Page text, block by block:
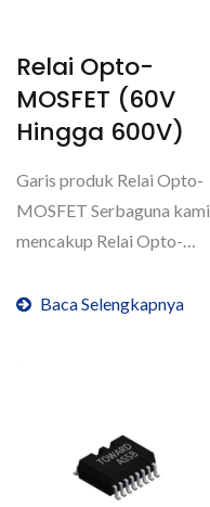
Relai Opto-
MOSFET (60V
Hingga 600V)
Garis produk Relai Opto-
MOSFET Serbaguna kami
mencakup Relai Opto-
memuat...
Baca Selengkapnya